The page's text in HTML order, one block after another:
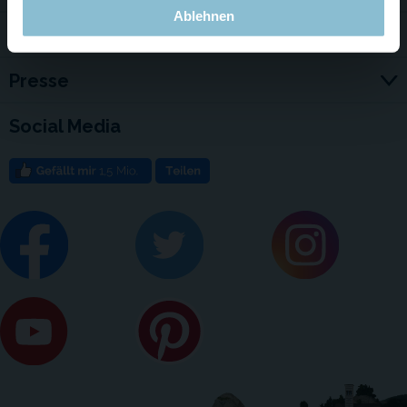
Ablehnen
Jobs
Presse
Social Media